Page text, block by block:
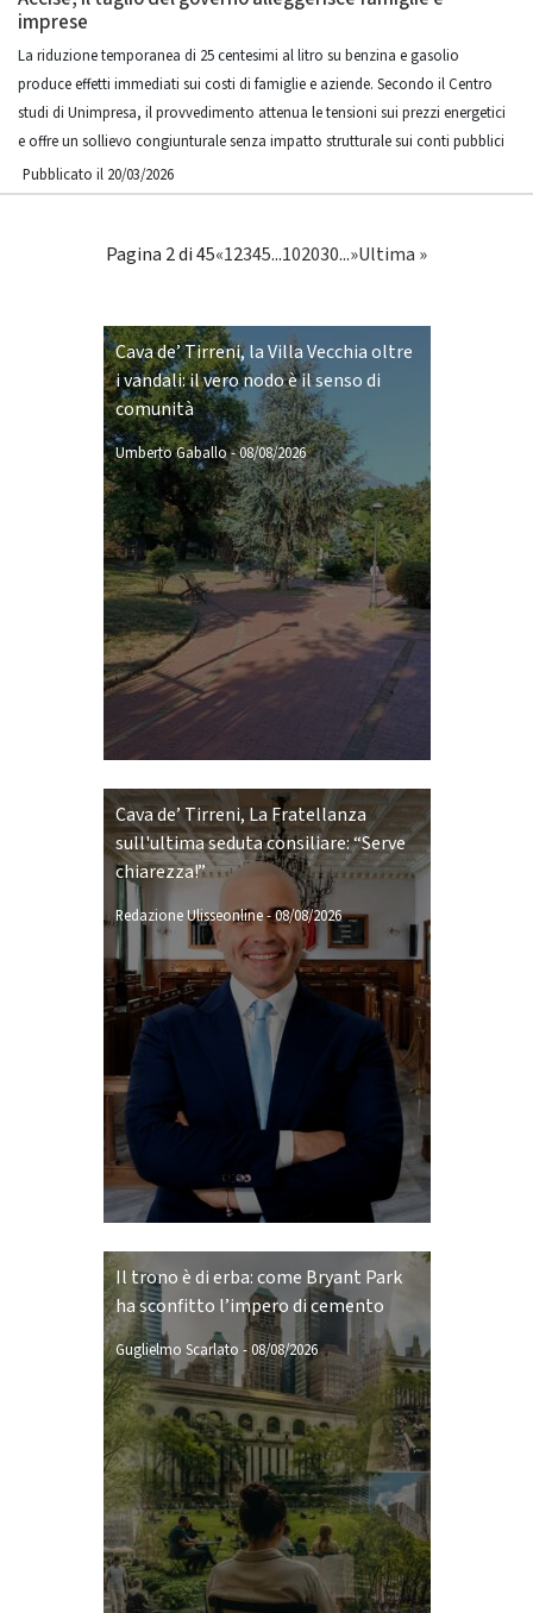
imprese
La riduzione temporanea di 25 centesimi al litro su benzina e gasolio
produce effetti immediati sui costi di famiglie e aziende. Secondo il Centro
studi di Unimpresa, il provvedimento attenua le tensioni sui prezzi energetici
e offre un sollievo congiunturale senza impatto strutturale sui conti pubblici
Pubblicato il 20/03/2026
Pagina 2 di 45«12345...102030...»Ultima »
Cava de’ Tirreni, la Villa Vecchia oltre
i vandali: il vero nodo è il senso di
comunità
Umberto Gaballo-08/08/2026
Cava de’ Tirreni, La Fratellanza
sull'ultima seduta consiliare: “Serve
chiarezza!”
Redazione Ulisseonline-08/08/2026
Il trono è di erba: come Bryant Park
ha sconfitto l’impero di cemento
Guglielmo Scarlato -08/08/2026